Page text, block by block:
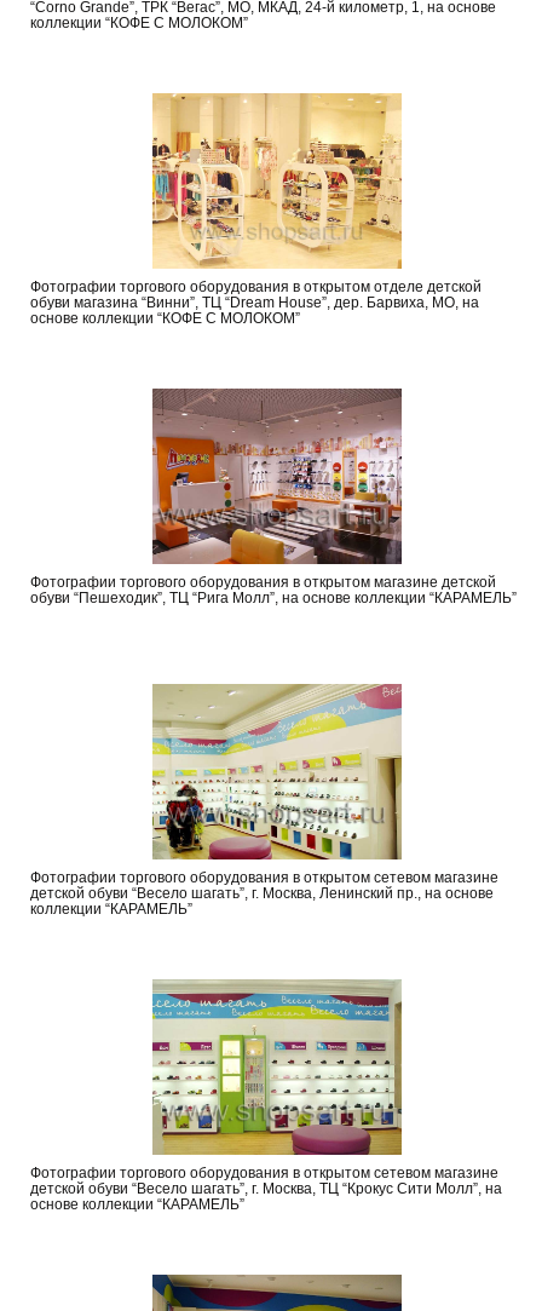
“Corno Grande”, ТРК “Вегас”, МО, МКАД, 24-й километр, 1, на основе
коллекции “КОФЕ С МОЛОКОМ”
Фотографии торгового оборудования в открытом отделе детской
обуви магазина “Винни”, ТЦ “Dream House”, дер. Барвиха, МО, на
основе коллекции “КОФЕ С МОЛОКОМ”
Фотографии торгового оборудования в открытом магазине детской
обуви “Пешеходик”, ТЦ “Рига Молл”, на основе коллекции “КАРАМЕЛЬ”
Фотографии торгового оборудования в открытом сетевом магазине
детской обуви “Весело шагать”, г. Москва, Ленинский пр., на основе
коллекции “КАРАМЕЛЬ”
Фотографии торгового оборудования в открытом сетевом магазине
детской обуви “Весело шагать”, г. Москва, ТЦ “Крокус Сити Молл”, на
основе коллекции “КАРАМЕЛЬ”